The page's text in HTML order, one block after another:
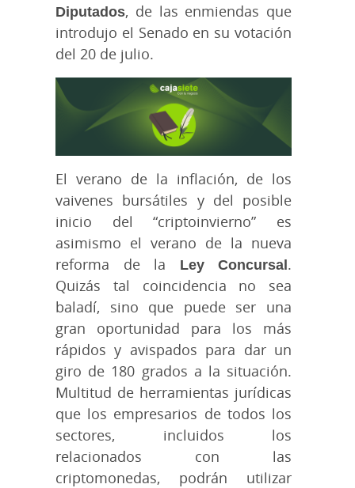
Diputados, de las enmiendas que
introdujo el Senado en su votación
del 20 de julio.
El verano de la inflación, de los
vaivenes bursátiles y del posible
inicio del “criptoinvierno” es
asimismo el verano de la nueva
reforma de la Ley Concursal.
Quizás tal coincidencia no sea
baladí, sino que puede ser una
gran oportunidad para los más
rápidos y avispados para dar un
giro de 180 grados a la situación.
Multitud de herramientas jurídicas
que los empresarios de todos los
sectores, incluidos los
relacionados con las
criptomonedas, podrán utilizar